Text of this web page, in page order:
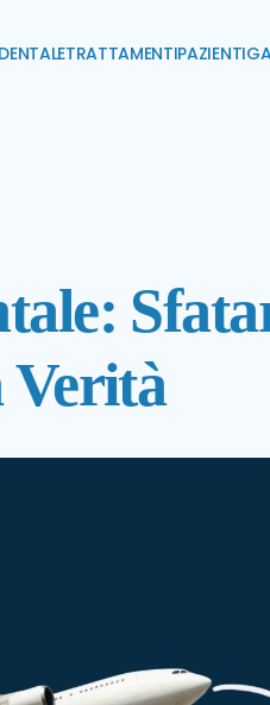
TRATTAMENTIPAZIENTI
Verità